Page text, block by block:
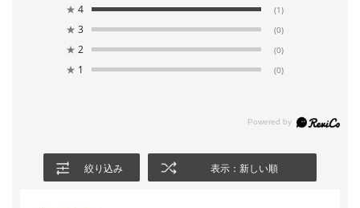
★ 4 (1)
★ 3 (0)
★ 2 (0)
★ 1 (0)
絞り込み 表示：新しい順